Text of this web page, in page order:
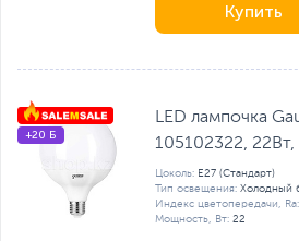
Купить
+20 Б
LED лампочка
105102322,
Цоколь: E27 (Стандарт)
Тип освещения: Холодный
Индекс цветопередачи, Ra:
Мощность, Вт: 22